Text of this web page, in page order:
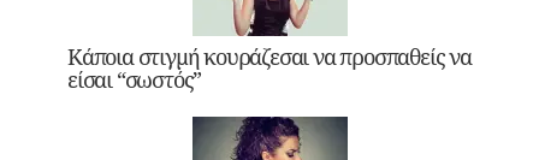
Κάποια στιγμή κουράζεσαι να προσπαθείς να
είσαι “σωστός”